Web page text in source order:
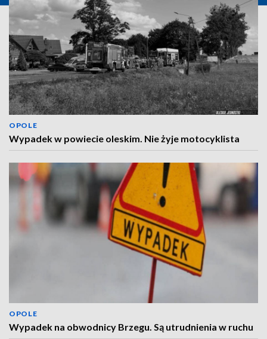
OPOLE
Wypadek w powiecie oleskim. Nie żyje motocyklista
OPOLE
Wypadek na obwodnicy Brzegu. Są utrudnienia w ruchu